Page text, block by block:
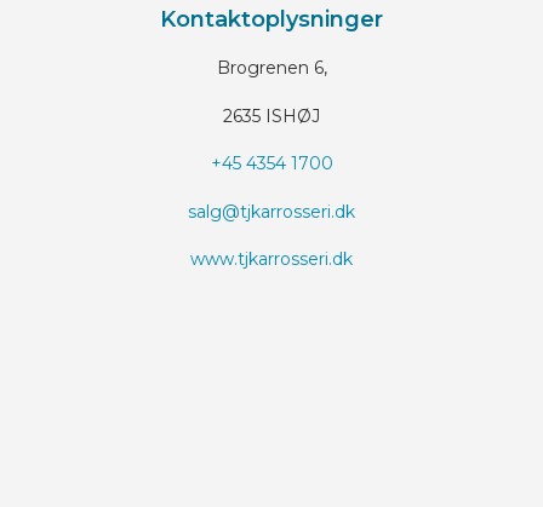
Kontaktoplysninger
Brogrenen 6,
2635 ISHØJ
+45 4354 1700
salg@tjkarrosseri.dk
www.tjkarrosseri.dk